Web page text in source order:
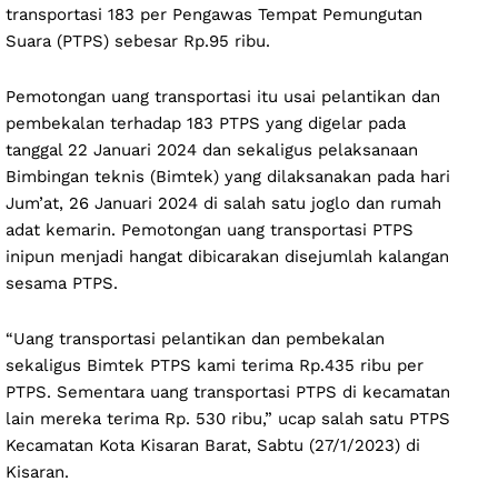
transportasi 183 per Pengawas Tempat Pemungutan
Suara (PTPS) sebesar Rp.95 ribu.
Pemotongan uang transportasi itu usai pelantikan dan
pembekalan terhadap 183 PTPS yang digelar pada
tanggal 22 Januari 2024 dan sekaligus pelaksanaan
Bimbingan teknis (Bimtek) yang dilaksanakan pada hari
Jum’at, 26 Januari 2024 di salah satu joglo dan rumah
adat kemarin. Pemotongan uang transportasi PTPS
inipun menjadi hangat dibicarakan disejumlah kalangan
sesama PTPS.
“Uang transportasi pelantikan dan pembekalan
sekaligus Bimtek PTPS kami terima Rp.435 ribu per
PTPS. Sementara uang transportasi PTPS di kecamatan
lain mereka terima Rp. 530 ribu,” ucap salah satu PTPS
Kecamatan Kota Kisaran Barat, Sabtu (27/1/2023) di
Kisaran.